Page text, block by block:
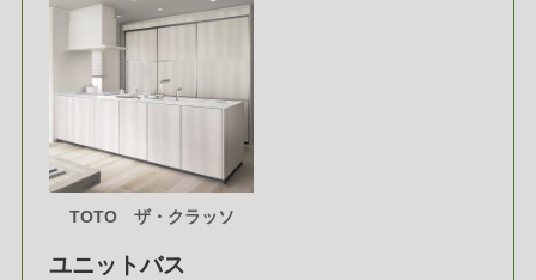
TOTO ザ・クラッソ
ユニットバス